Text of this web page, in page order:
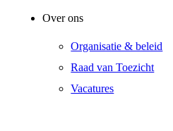
Over ons
Organisatie & beleid
Raad van Toezicht
Vacatures